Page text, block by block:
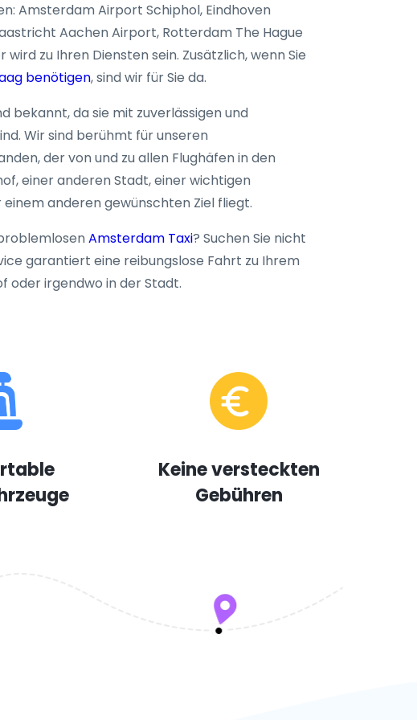
Amsterdam Airport Schiphol, Eindhoven
Aachen Airport, Rotterdam The Hague
zu Ihren Diensten sein. Zusätzlich, wenn Sie
benötigen, sind wir für Sie da.
bekannt, da sie mit zuverlässigen und
Wir sind berühmt für unseren
der von und zu allen Flughäfen in den
einer anderen Stadt, einer wichtigen
anderen gewünschten Ziel fliegt.
Amsterdam Taxi? Suchen Sie nicht
garantiert eine reibungslose Fahrt zu Ihrem
oder irgendwo in der Stadt.
Keine versteckten
Gebühren